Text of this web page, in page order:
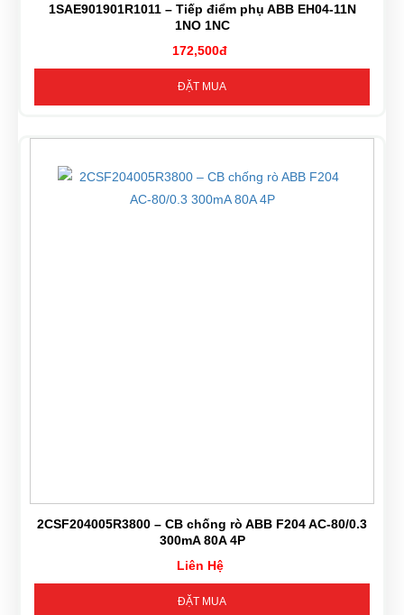
1SAE901901R1011 – Tiếp điểm phụ ABB EH04-11N
1NO 1NC
172,500đ
ĐẶT MUA
2CSF204005R3800 – CB chống rò ABB F204 AC-80/0.3
300mA 80A 4P
Liên Hệ
ĐẶT MUA